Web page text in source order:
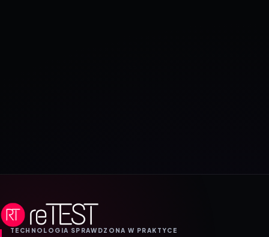
TECHNOLOGIA SPRAWDZONA W PRAKTYCE